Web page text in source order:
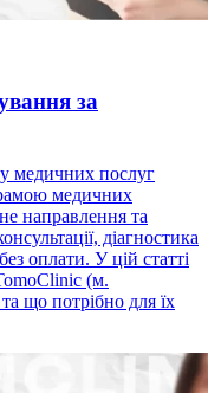
за
медичних послуг
медичних
направлення та
діагностика
оплати. У цій статті
(м.
що потрібно для їх